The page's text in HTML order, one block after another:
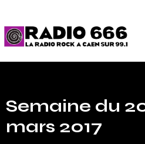
Semaine du
mars 2017